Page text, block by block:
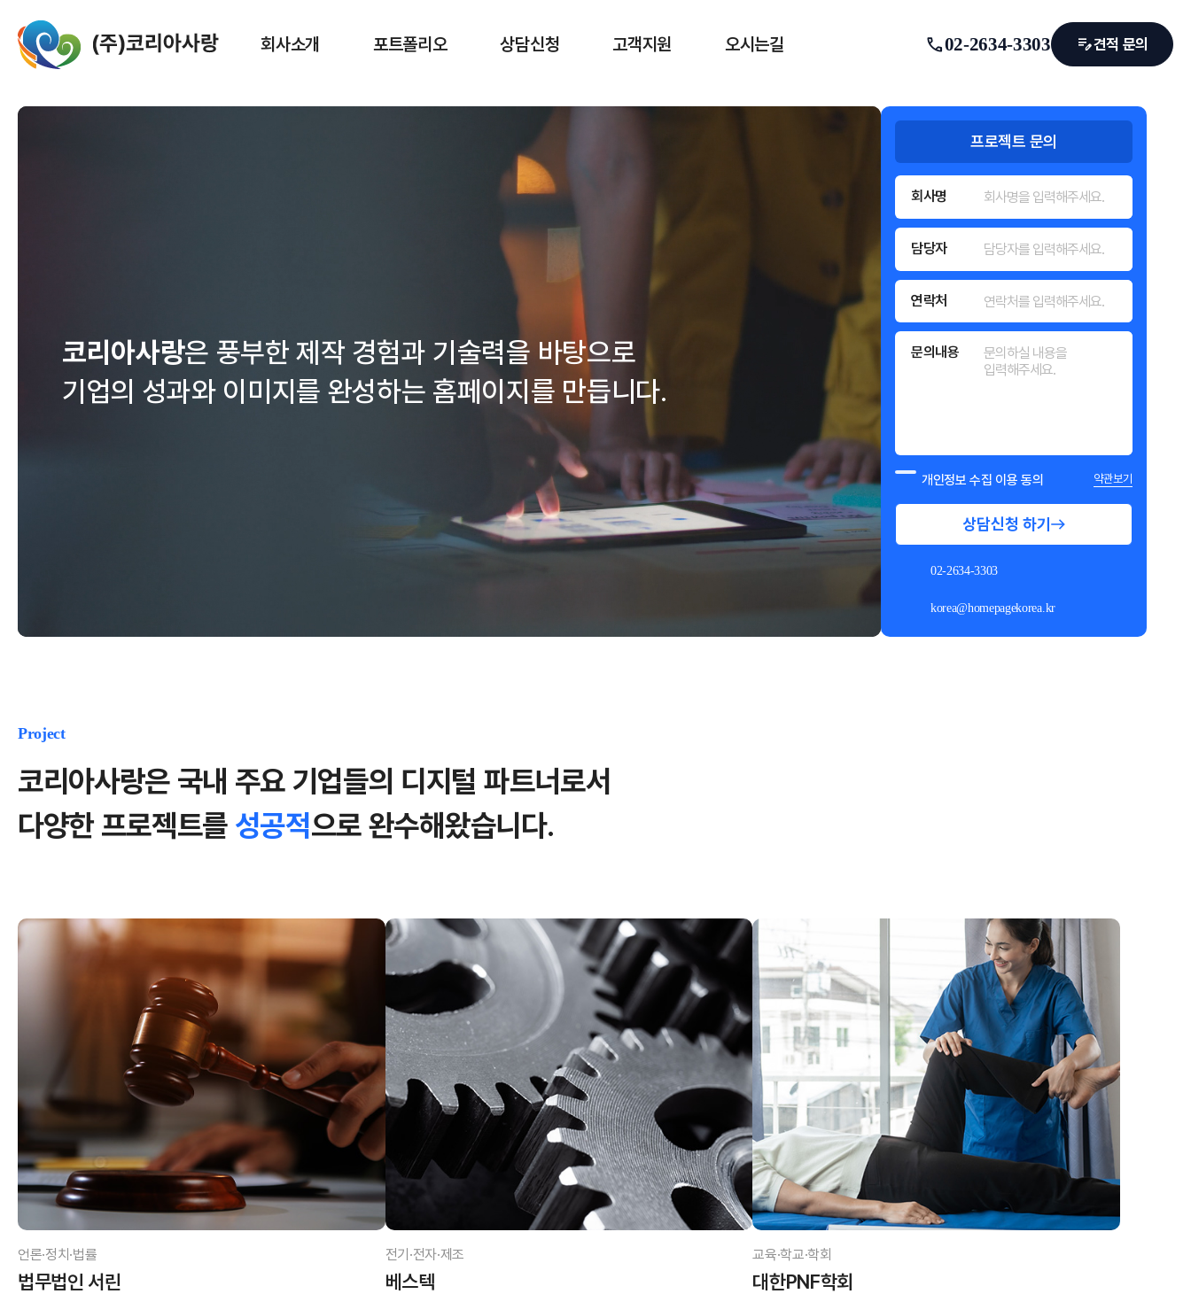
회사소개
포트폴리오 상담신청 고객지원 오시는길 call02-2634-3303 edit_note견적 문의
코리아사랑은 풍부한 제작 경험과 기술력을 바탕으로
기업의 성과와 이미지를 완성하는 홈페이지를 만듭니다.
프로젝트 문의
회사명
담당자
연락처
문의내용
개인정보 수집 이용 동의 약관보기
상담신청 하기
02-2634-3303
korea@homepagekorea.kr
Project
코리아사랑은 국내 주요 기업들의 디지털 파트너로서
다양한 프로젝트를 성공적으로 완수해왔습니다.
언론·정치·법률
법무법인 서린
전기·전자·제조
베스텍
교육·학교·학회
대한PNF학회